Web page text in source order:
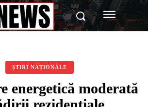
ȘTIRI NAȚIONALE
energetică moderată